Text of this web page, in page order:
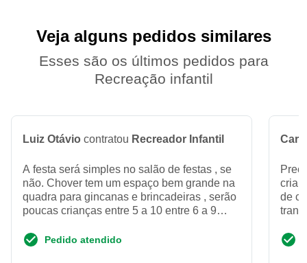
Veja alguns pedidos similares
Esses são os últimos pedidos para
Recreação infantil
Luiz Otávio contratou Recreador Infantil
A festa será simples no salão de festas , se
não. Chover tem um espaço bem grande na
quadra para gincanas e brincadeiras , serão
poucas crianças entre 5 a 10 entre 6 a 9
Pedido atendido
de